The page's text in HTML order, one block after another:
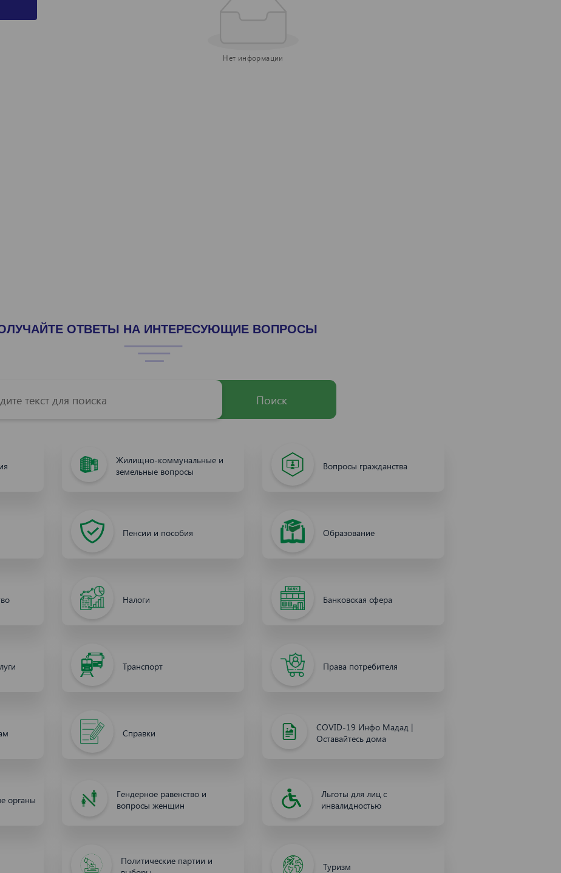
Нет информации
ОТВЕТЫ НА ИНТЕРЕСУЮЩИЕ ВОПРОСЫ
Поиск
Жилищно-коммунальные и
земельные вопросы
Вопросы гражданства
Пенсии и пособия Образование
Налоги Банковская сфера
Транспорт Права потребителя
Справки
COVID-19 Инфо Мадад |
Оставайтесь дома
органы
Гендерное равенство и
вопросы женщин
Льготы для лиц с
инвалидностью
Политические партии и
Туризм